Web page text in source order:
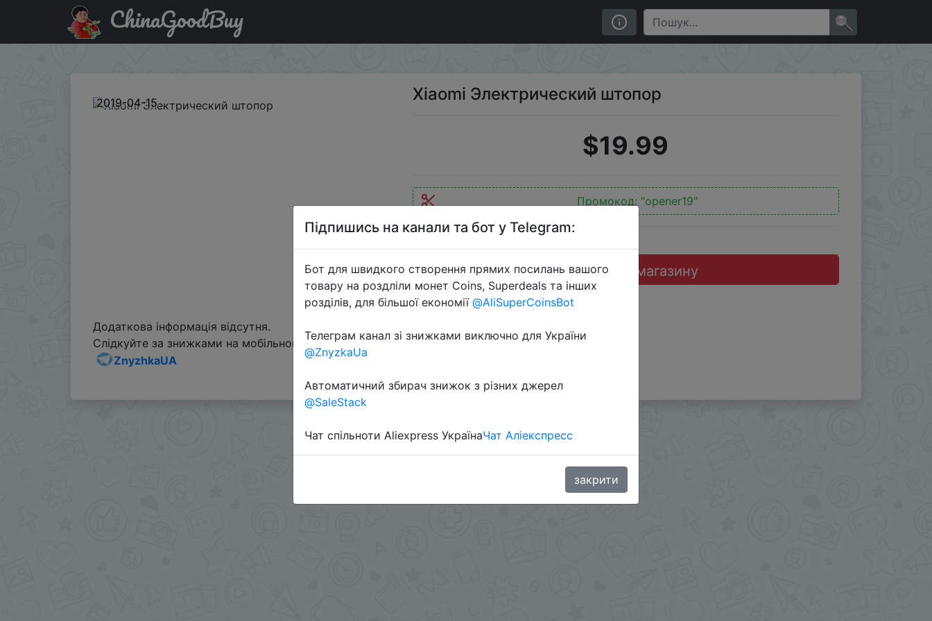
Код на знижку opener19 Xiaomi Электрический штопор
ChinaGoodBuy
2019-04-15 Xiaomi Электрический штопор
$19.99
Промокод: "opener19"
Перейти до магазину
Додаткова інформація відсутня.
Слідкуйте за знижками на мобільному, в телеграм каналі:
ZnyzhkaUA
Підпишись на канали та бот у Telegram:
Бот для швидкого створення прямих посилань вашого
товару на роздліли монет Coins, Superdeals та інших
розділів, для більшої економії @AliSuperCoinsBot
Телеграм канал зі знижками виключно для України
@ZnyzkaUa
Автоматичний збирач знижок з різних джерел
@SaleStack
Чат спільноти Aliexpress УкраїнаЧат Аліекспресс
закрити